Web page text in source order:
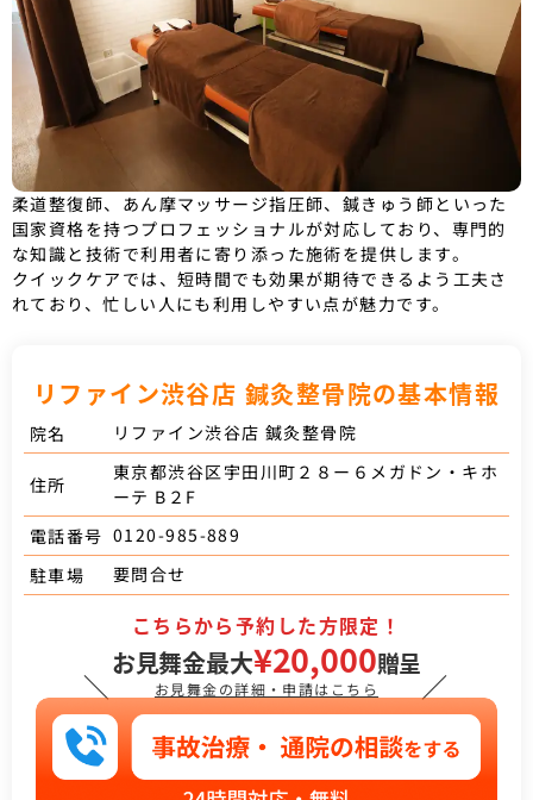
柔道整復師、あん摩マッサージ指圧師、鍼きゅう師といった
国家資格を持つプロフェッショナルが対応しており、専門的
な知識と技術で利用者に寄り添った施術を提供します。
クイックケアでは、短時間でも効果が期待できるよう工夫さ
れており、忙しい人にも利用しやすい点が魅力です。
リファイン渋谷店 鍼灸整骨院の基本情報
院名 リファイン渋谷店 鍼灸整骨院
住所
東京都渋谷区宇田川町２８ー６メガドン・キホ
ーテ B２F
電話番号 0120-985-889
駐車場
要問合せ
＼
こちらから予約した方限定！
お見舞金最大¥20,000贈呈
お見舞金の詳細・申請はこちら ／